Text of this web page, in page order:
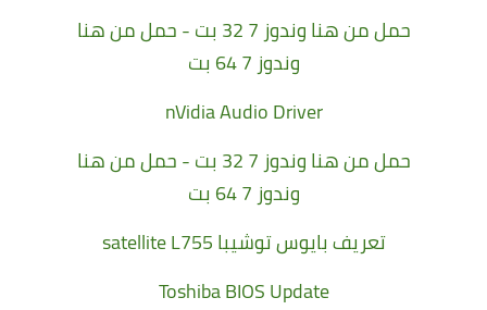
حمل من هنا وندوز 7 32 بت
-حمل من هنا
وندوز 7 64 بت
nVidia Audio Driver
حمل من هنا وندوز 7 32 بت
-حمل من هنا
وندوز 7 64 بت
تعريف بايوس توشيبا satellite L755
Toshiba BIOS Update